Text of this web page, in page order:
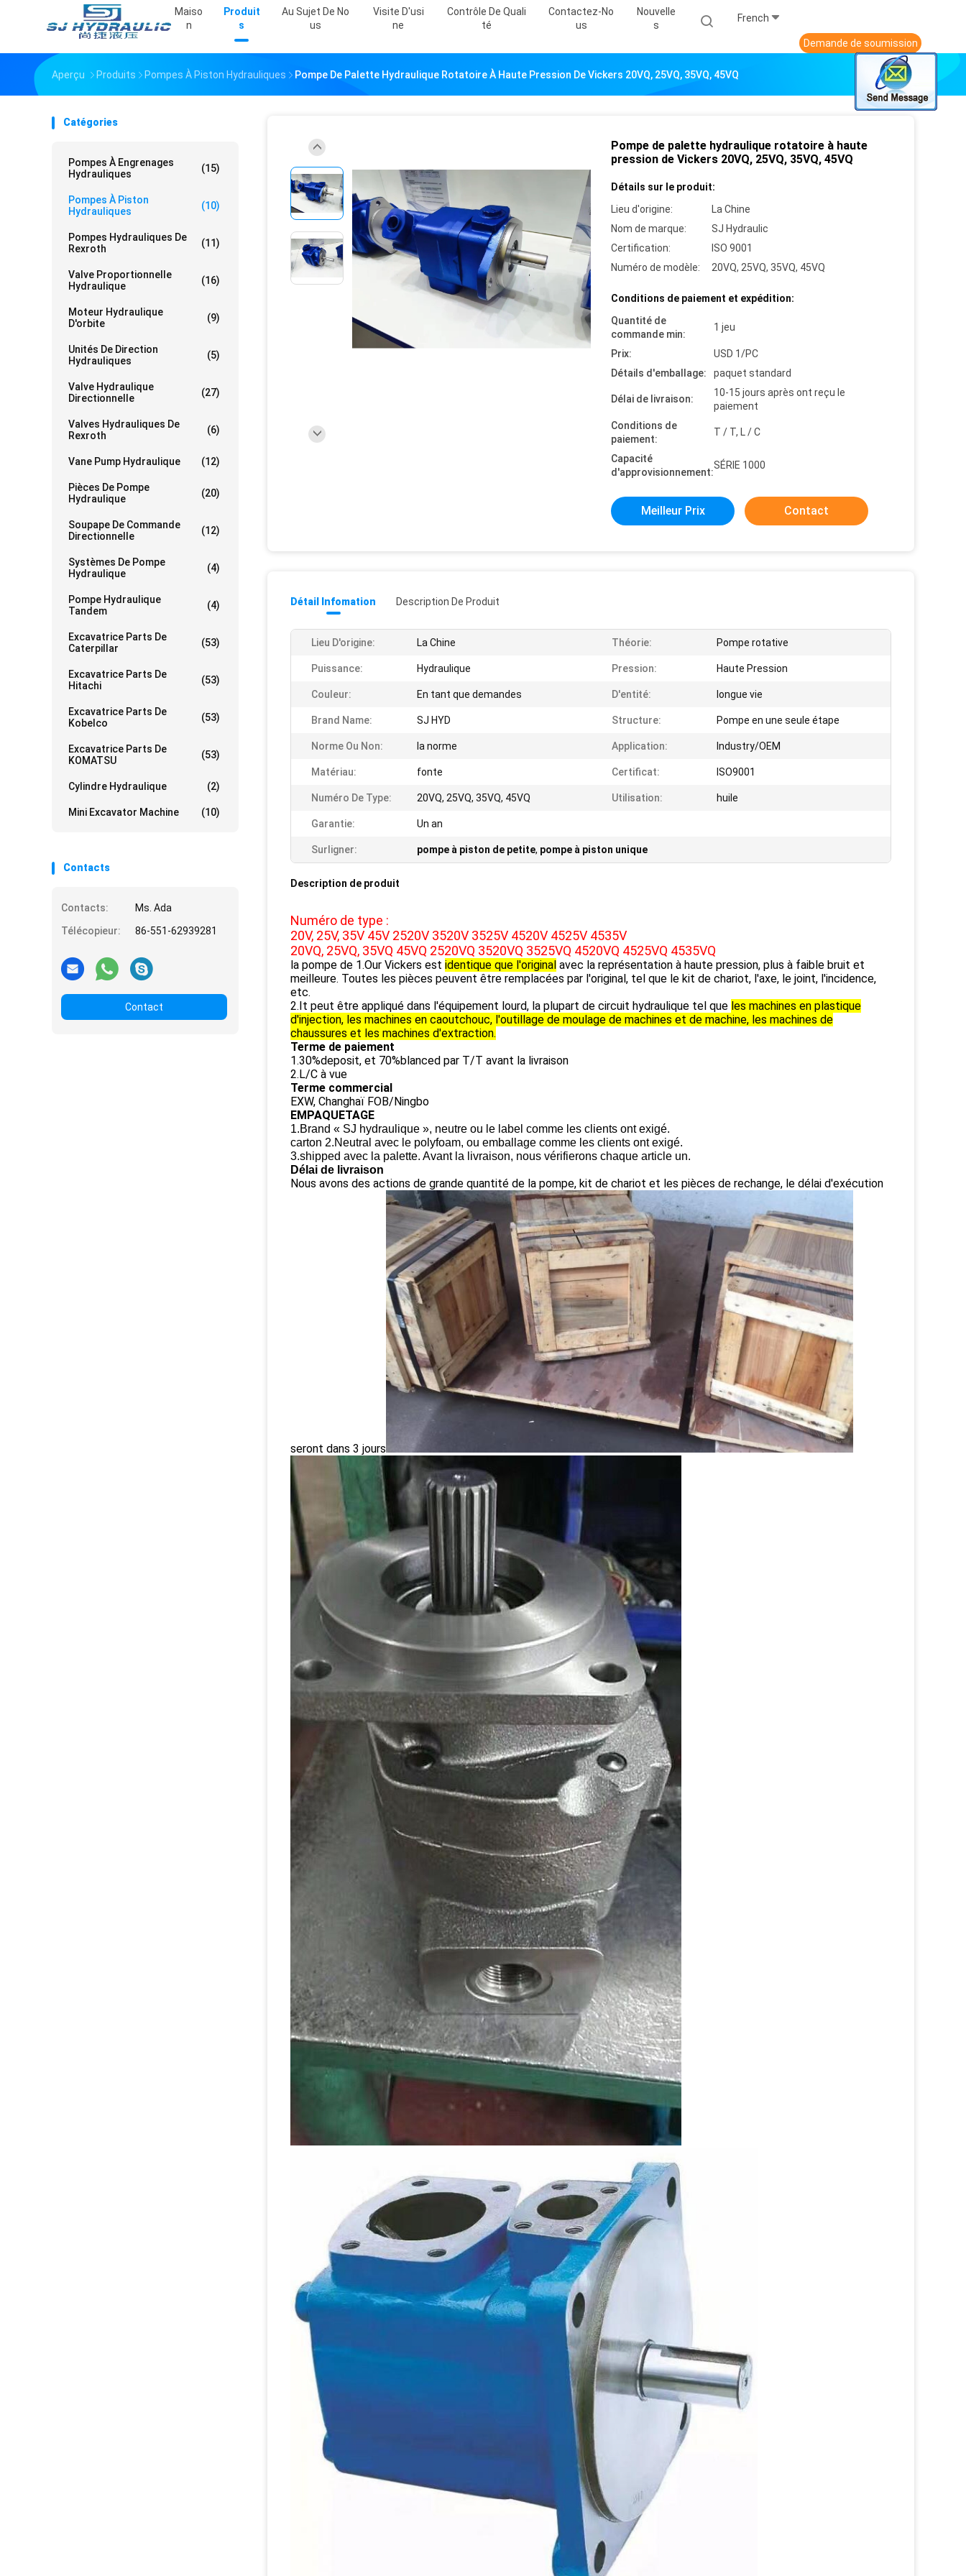
Maiso
N
Produit
S
Au Sujet De No
Us
Visite D'usi
Ne
Contrôle De Quali
Té
Contactez-No
Us
Nouvelle
S
French
Demande de soumission
Aperçu Produits Pompes À Piston Hydrauliques Pompe De Palette Hydraulique Rotatoire À Haute Pression De Vickers 20VQ, 25VQ, 35VQ, 45VQ
Catégories
Pompes À Engrenages
Hydrauliques
(15)
Pompes À Piston
Hydrauliques
(10)
Pompes Hydrauliques De
Rexroth
(11)
Valve Proportionnelle
Hydraulique
(16)
Moteur Hydraulique
D'orbite
(9)
Unités De Direction
Hydrauliques
(5)
Valve Hydraulique
Directionnelle
(27)
Valves Hydrauliques De
Rexroth
(6)
Vane Pump Hydraulique (12)
Pièces De Pompe
Hydraulique
(20)
Soupape De Commande
Directionnelle
(12)
Systèmes De Pompe
Hydraulique
(4)
Pompe Hydraulique
Tandem
(4)
Excavatrice Parts De
Caterpillar
(53)
Excavatrice Parts De
Hitachi
(53)
Excavatrice Parts De
Kobelco
(53)
Excavatrice Parts De
KOMATSU
(53)
Cylindre Hydraulique (2)
Mini Excavator Machine (10)
Contacts
Contacts:
Ms. Ada
Télécopieur:
86-551-62939281
Contact
Pompe de palette hydraulique rotatoire à haute
pression de Vickers 20VQ, 25VQ, 35VQ, 45VQ
Détails sur le produit:
Lieu d'origine:
La Chine
Nom de marque:
SJ Hydraulic
Certification:
ISO 9001
Numéro de modèle:
20VQ, 25VQ, 35VQ, 45VQ
Conditions de paiement et expédition:
Quantité de
commande min:
1 jeu
Prix:
USD 1/PC
Détails d'emballage:
paquet standard
Délai de livraison:
10-15 jours après ont reçu le
paiement
Conditions de
paiement:
T / T, L / C
Capacité
d'approvisionnement:
SÉRIE 1000
Meilleur Prix Contact
Détail Infomation Description De Produit
Lieu D'origine: La Chine Théorie: Pompe rotative
Puissance: Hydraulique Pression: Haute Pression
Couleur: En tant que demandes D'entité: longue vie
Brand Name: SJ HYD Structure: Pompe en une seule étape
Norme Ou Non: la norme Application: Industry/OEM
Matériau: fonte Certificat: ISO9001
Numéro De Type: 20VQ, 25VQ, 35VQ, 45VQ Utilisation: huile
Garantie: Un an
Surligner: pompe à piston de petite, pompe à piston unique
Description de produit
Numéro de type :
20V, 25V, 35V 45V 2520V 3520V 3525V 4520V 4525V 4535V
20VQ, 25VQ, 35VQ 45VQ 2520VQ 3520VQ 3525VQ 4520VQ 4525VQ 4535VQ
la pompe de 1.Our Vickers est identique que l'original avec la représentation à haute pression, plus à faible bruit et
meilleure. Toutes les pièces peuvent être remplacées par l'original, tel que le kit de chariot, l'axe, le joint, l'incidence,
etc.
2.It peut être appliqué dans l'équipement lourd, la plupart de circuit hydraulique tel que les machines en plastique
d'injection, les machines en caoutchouc, l'outillage de moulage de machines et de machine, les machines de
chaussures et les machines d'extraction.
Terme de paiement
1.30%deposit, et 70%blanced par T/T avant la livraison
2.L/C à vue
Terme commercial
EXW, Changhaï FOB/Ningbo
EMPAQUETAGE
1.Brand « SJ hydraulique », neutre ou le label comme les clients ont exigé.
carton 2.Neutral avec le polyfoam, ou emballage comme les clients ont exigé.
3.shipped avec la palette. Avant la livraison, nous vérifierons chaque article un.
Délai de livraison
Nous avons des actions de grande quantité de la pompe, kit de chariot et les pièces de rechange, le délai d'exécution
seront dans 3 jours